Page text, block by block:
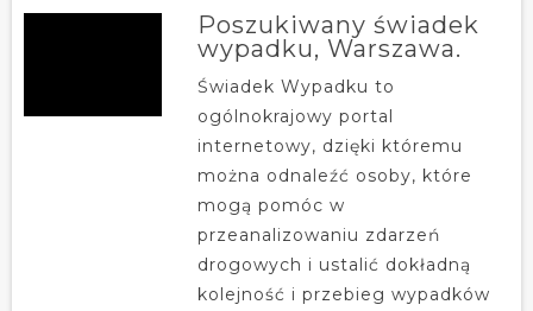
Poszukiwany świadek
wypadku, Warszawa.
Świadek Wypadku to
ogólnokrajowy portal
internetowy, dzięki któremu
można odnaleźć osoby, które
mogą pomóc w
przeanalizowaniu zdarzeń
drogowych i ustalić dokładną
kolejność i przebieg wypadków